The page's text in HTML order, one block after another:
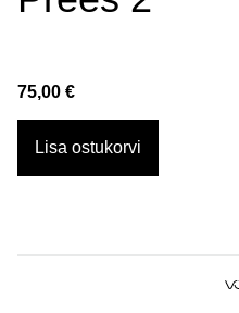
75,00 €
Lisa ostukorvi